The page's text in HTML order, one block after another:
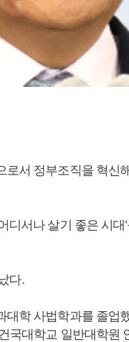
서 정부조직을 혁신
디서나 살기 좋은 시
다.
대학 사법학과를 졸업
국대학교 일반대학원